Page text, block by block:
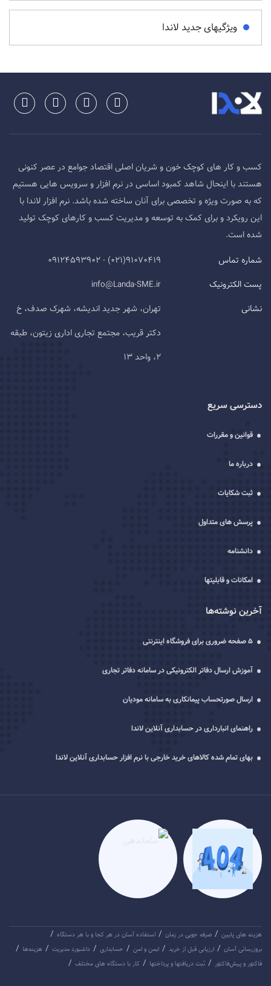
ویژگیهای جدید لاندا
کسب و کار های کوچک خون و شریان اصلی اقتصاد جوامع در عصر کنونی
هستند با اینحال شاهد کمبود اساسی در نرم افزار و سرویس هایی هستیم
که به صورت ویژه و تخصصی برای آنان ساخته شده باشد. نرم افزار لاندا با
این رویکرد و برای کمک به توسعه و مدیریت کسب و کارهای کوچک تولید
شده است.
شماره تماس
91070419(021) - 09124593902
پست الکترونیک
info@Landa-SME.ir
نشانی
تهران، شهر جدید اندیشه، شهرک صدف، خ
دکتر قریب، مجتمع تجاری اداری زیتون، طبقه
2، واحد 13
دسترسی سریع
قوانین و مقررات
درباره ما
ثبت شکایات
پرسش های متداول
دانشنامه
امکانات و قابلیتها
آخرین نوشته‌ها
5 صفحه ضروری برای فروشگاه اینترنتی
آموزش ارسال دفاتر الکترونیکی در سامانه دفاتر تجاری
ارسال صورتحساب پیمانکاری به سامانه مودیان
راهنمای انبارداری در حسابداری آنلاین لاندا
بهای تمام شده کالاهای خرید خارجی با نرم افزار حسابداری آنلاین لاندا
هزینه های پایین / صرفه جویی در زمان / استفاده آسان در هر کجا و با هر دستگاه /
بروزرسانی آسان / ارزیابی قبل از خرید / ایمن و امن / حسابداری / داشبورد مدیریت / هزینه‌ها /
فاکتور و پیش‌فاکتور / ثبت دریافتها و پرداختها / کار با دستگاه های مختلف /